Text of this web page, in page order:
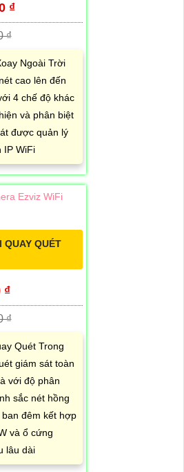
₫
₫
Ngoài Trời
cao lên đến
4 chế độ khác
và phân biệt
được quản lý
IP WiFi
QUAY QUÉT
₫
₫
Quét Trong
giám sát toàn
với độ phân
sắc nét hồng
đêm kết hợp
và ổ cứng
lâu dài